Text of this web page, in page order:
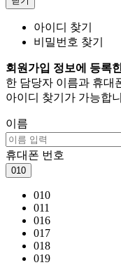
아이디 찾기
비밀번호 찾기
회원가입 정보에 등록
한 담당자 이름과 휴대
아이디 찾기가 가능합
이름
휴대폰 번호
010
010
011
016
017
018
019